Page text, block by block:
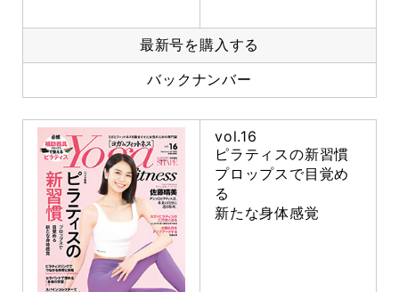
最新号を購入する
バックナンバー
vol.16
ピラティスの新習慣
プロップスで目覚め
る
新たな身体感覚